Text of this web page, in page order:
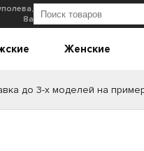
8а
Женские
до 3-х моделей на